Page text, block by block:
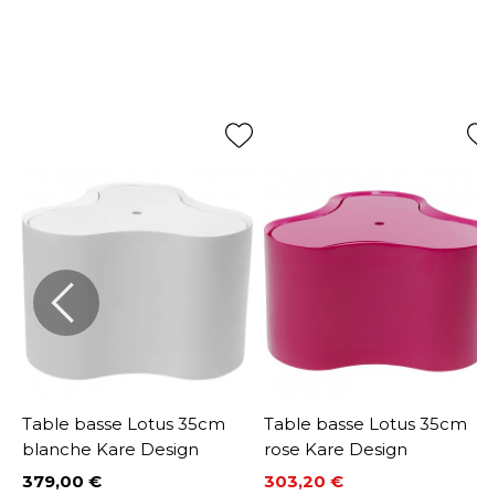
Table basse Lotus 35cm
blanche Kare Design
Prix
379,00 €
Table basse Lotus 35cm
rose Kare Design
303,20 €